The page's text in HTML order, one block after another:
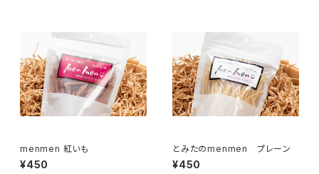
menmen 紅いも
¥450
とみたのmenmen プレーン
¥450